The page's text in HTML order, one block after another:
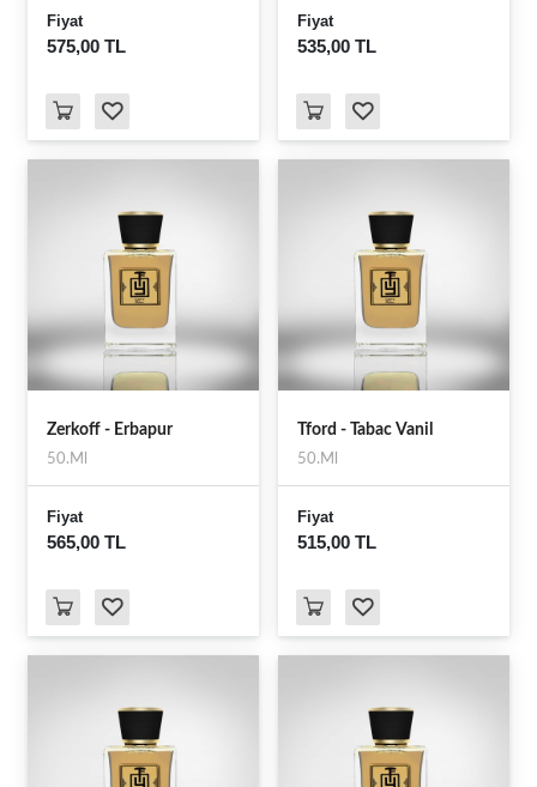
Fiyat
575,00 TL
Fiyat
535,00 TL
Zerkoff - Erbapur
50.Ml
Fiyat
565,00 TL
Tford - Tabac Vanil
50.Ml
Fiyat
515,00 TL